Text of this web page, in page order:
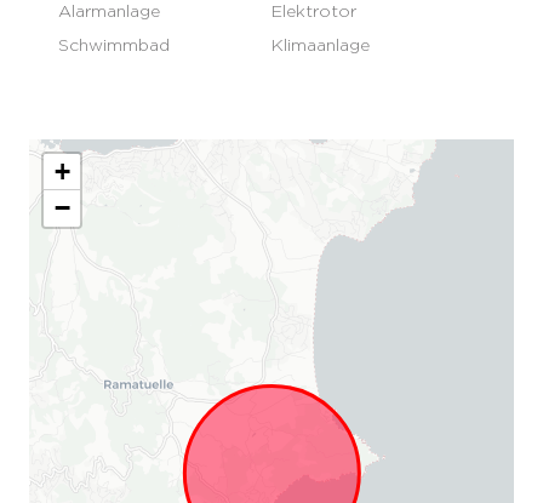
Alarmanlage
Elektrotor
Schwimmbad
Klimaanlage
+
−